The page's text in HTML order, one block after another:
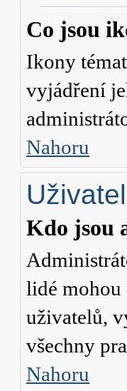
Co jsou
Ikony
vyjádření
Nahoru
Kdo jsou
lidé mohou
uživatelů,
všechny
Nahoru